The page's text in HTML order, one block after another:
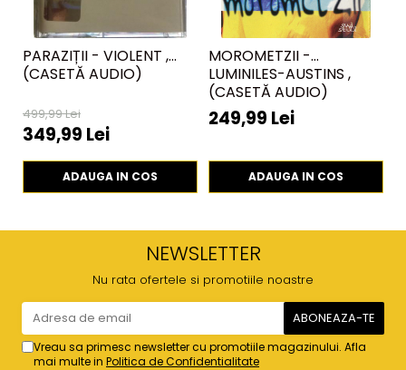
PARAZIȚII - VIOLENT ,
(CASETĂ AUDIO)
499,99 Lei
349,99 Lei
ADAUGA IN COS
MOROMETZII -
LUMINILES-AUSTINS ,
(CASETĂ AUDIO)
249,99 Lei
ADAUGA IN COS
NEWSLETTER
Nu rata ofertele si promotiile noastre
Vreau sa primesc newsletter cu promotiile magazinului. Afla
mai multe in Politica de Confidentialitate